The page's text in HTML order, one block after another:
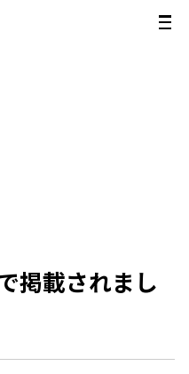
掲載されまし